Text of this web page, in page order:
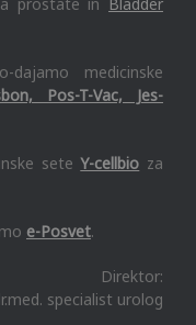
medicinske
Pos-T-Vac, Jes-
seteY-cellbio za
e-Posvet.
Direktor:
specialist urolog